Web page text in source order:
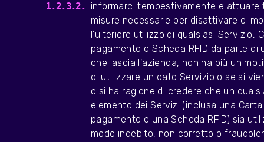
informarci tempestivamente e attuare
misure necessarie per disattivare o
l'ulteriore utilizzo di qualsiasi Servizio,
pagamento o Scheda RFID da parte di
che lascia l'azienda, non ha più un
di utilizzare un dato Servizio o se si
o si ha ragione di credere che un
elemento dei Servizi (inclusa una
pagamento o una Scheda RFID) sia
modo indebito, non corretto o